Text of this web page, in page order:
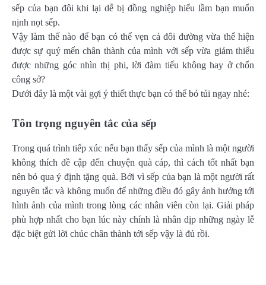
sếp của bạn đôi khi lại dễ bị đồng nghiệp hiểu lầm bạn muốn
nịnh nọt sếp.
Vậy làm thế nào để bạn có thể vẹn cả đôi đường vừa thể hiện
được sự quý mến chân thành của mình với sếp vừa giảm thiểu
được những góc nhìn thị phi, lời đàm tiếu không hay ở chốn
công sở?
Dưới đây là một vài gợi ý thiết thực bạn có thể bỏ túi ngay nhé:
Tôn trọng nguyên tắc của sếp
Trong quá trình tiếp xúc nếu bạn thấy sếp của mình là một người
không thích đề cập đến chuyện quà cáp, thì cách tốt nhất bạn
nên bỏ qua ý định tặng quà. Bởi vì sếp của bạn là một người rất
nguyên tắc và không muốn để những điều đó gây ảnh hưởng tới
hình ảnh của mình trong lòng các nhân viên còn lại. Giải pháp
phù hợp nhất cho bạn lúc này chính là nhân dịp những ngày lễ
đặc biệt gửi lời chúc chân thành tới sếp vậy là đủ rồi.